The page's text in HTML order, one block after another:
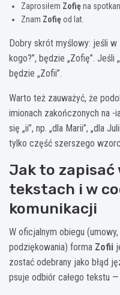
Zaprosiłem Zofięna
Znam Zofięod lat.
Dobry skrót myślowy: jeśli w
kogo?”, będzie „Zofię”. Jeśli
będzie „Zofii”.
Warto też zauważyć, że
imionach zakończonych na -
się „ii”, np. „dla Marii”, „dla
tylko część szerszego
Jak to zapisać
tekstach i w
komunikacji
W oficjalnym obiegu (umowy,
podziękowania) forma Zofii
zostać odebrany jako błąd
psuje odbiór całego tekstu